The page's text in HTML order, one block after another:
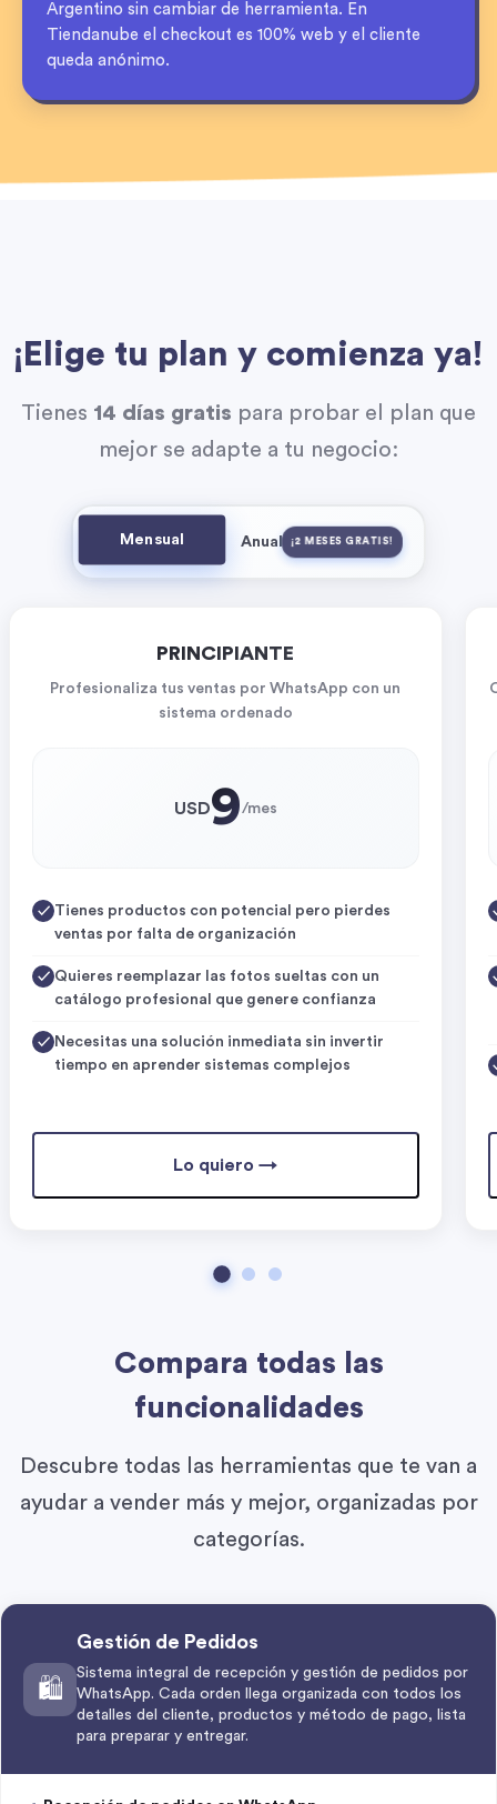
Argentino sin cambiar de herramienta. En
Tiendanube el checkout es 100% web y el cliente
queda anónimo.
¡Elige tu plan y comienza ya!
Tienes 14 días gratis para probar el plan que
mejor se adapte a tu negocio:
Mensual Anual ¡2 MESES GRATIS!
PRINCIPIANTE
Profesionaliza tus ventas por WhatsApp con un
sistema ordenado
USD9/mes
Tienes productos con potencial pero pierdes
ventas por falta de organización
Quieres reemplazar las fotos sueltas con un
catálogo profesional que genere confianza
Necesitas una solución inmediata sin invertir
tiempo en aprender sistemas complejos
Lo quiero →
Compara todas las
funcionalidades
Descubre todas las herramientas que te van a
ayudar a vender más y mejor, organizadas por
categorías.
🛍️
Gestión de Pedidos
Sistema integral de recepción y gestión de pedidos por
WhatsApp. Cada orden llega organizada con todos los
detalles del cliente, productos y método de pago, lista
para preparar y entregar.